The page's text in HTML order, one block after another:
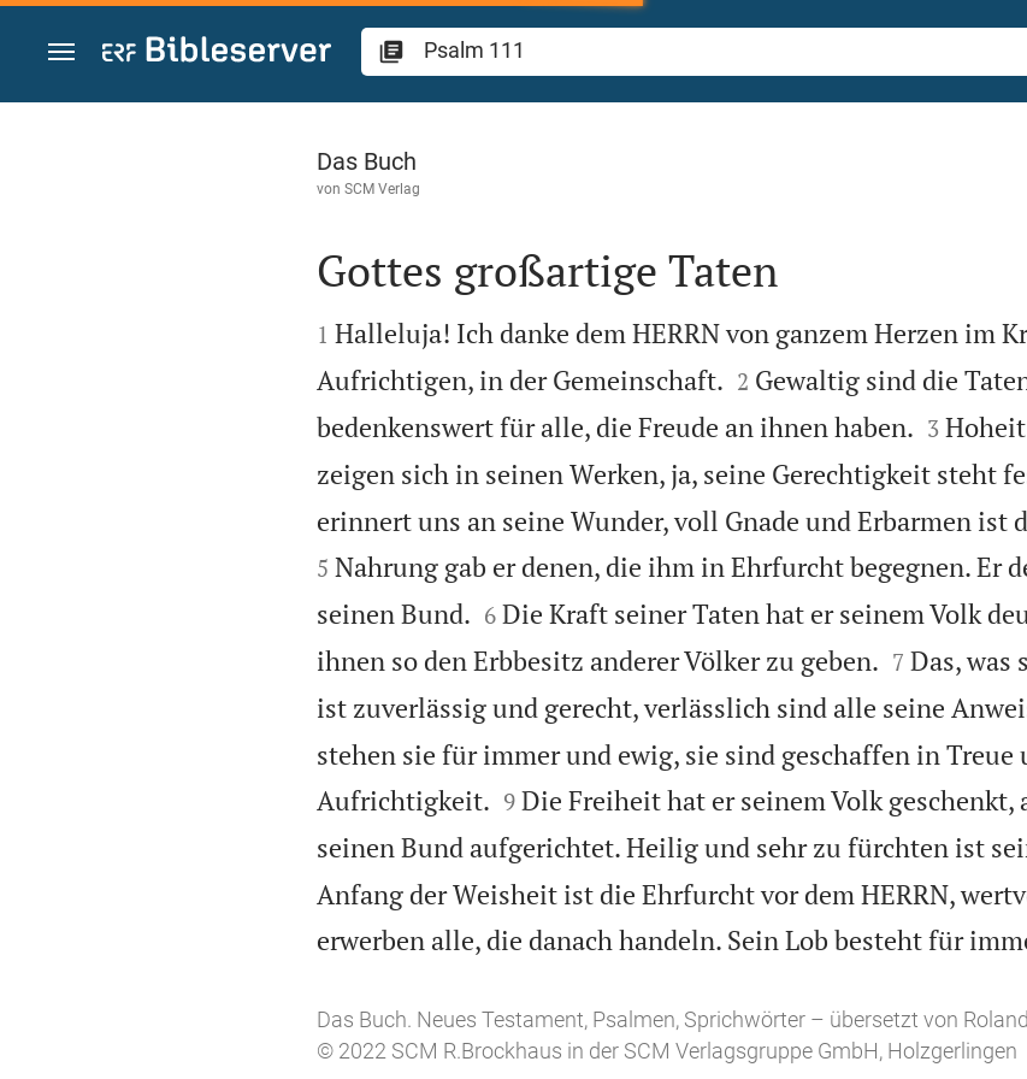
Zum Inhalt springen
Psalm 111
Das Buch
von SCM Verlag

Gottes großartige Taten

1 Halleluja! Ich danke dem HERRN von ganzem Herzen im
Aufrichtigen, in der Gemeinschaft.
2 Gewaltig sind die
bedenkenswert für alle, die Freude an ihnen haben.
3
zeigen sich in seinen Werken, ja, seine Gerechtigkeit steht
erinnert uns an seine Wunder, voll Gnade und Erbarmen ist
5 Nahrung gab er denen, die ihm in Ehrfurcht begegnen. Er
seinen Bund.
6 Die Kraft seiner Taten hat er seinem Volk
ihnen so den Erbbesitz anderer Völker zu geben.
7 Das, was
ist zuverlässig und gerecht, verlässlich sind alle seine
stehen sie für immer und ewig, sie sind geschaffen in Treue
Aufrichtigkeit.
9 Die Freiheit hat er seinem Volk geschenkt,
seinen Bund aufgerichtet. Heilig und sehr zu fürchten ist
Anfang der Weisheit ist die Ehrfurcht vor dem HERRN,
erwerben alle, die danach handeln. Sein Lob besteht für
Das Buch. Neues Testament, Psalmen, Sprichwörter – übersetzt von
© 2022 SCM R.Brockhaus in der SCM Verlagsgruppe GmbH, Holzgerlingen